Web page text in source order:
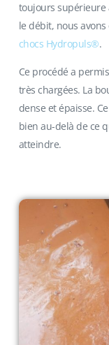
toujours supérieure
le débit, nous
chocs Hydropuls®.
Ce procédé a
très chargées. La
dense et épaisse.
bien au-delà de ce
atteindre.